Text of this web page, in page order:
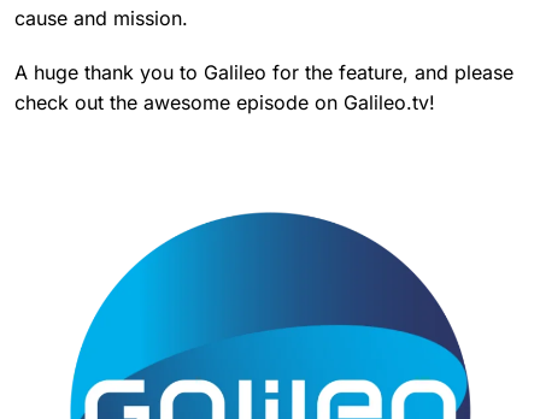
cause and mission.
A huge thank you to Galileo for the feature, and please
check out the awesome episode on Galileo.tv!